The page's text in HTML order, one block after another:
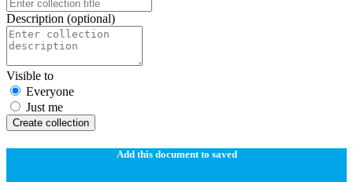
Description (optional)
Visible to
Everyone
Just me
Create collection
Add this document to saved